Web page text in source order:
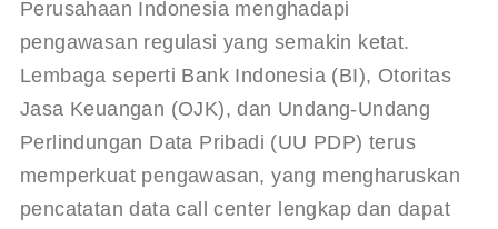
Perusahaan Indonesia menghadapi
pengawasan regulasi yang semakin ketat.
Lembaga seperti Bank Indonesia (BI), Otoritas
Jasa Keuangan (OJK), dan Undang-Undang
Perlindungan Data Pribadi (UU PDP) terus
memperkuat pengawasan, yang mengharuskan
pencatatan data call center lengkap dan dapat